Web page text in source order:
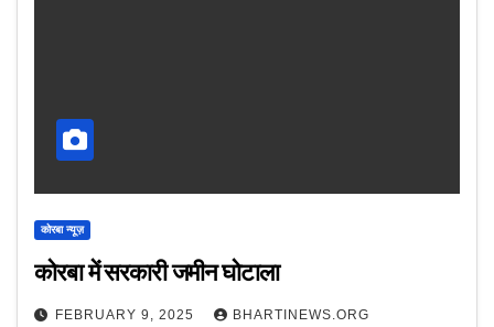
कोरबा न्यूज़
कोरबा में सरकारी जमीन घोटाला
FEBRUARY 9, 2025 BHARTINEWS.ORG